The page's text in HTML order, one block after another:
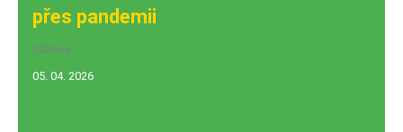
přes pandemii
zábava
05. 04. 2026